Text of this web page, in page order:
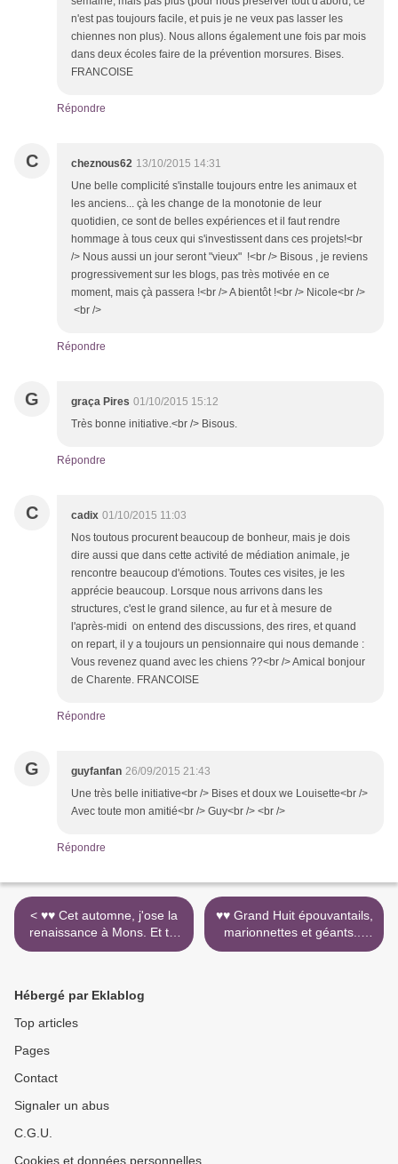
n'est pas toujours facile, et puis je ne veux pas lasser les
chiennes non plus). Nous allons également une fois par mois
dans deux écoles faire de la prévention morsures. Bises.
FRANCOISE
Répondre
C cheznous62 13/10/2015 14:31
Une belle complicité s'installe toujours entre les animaux et
les anciens... çà les change de la monotonie de leur
quotidien, ce sont de belles expériences et il faut rendre
hommage à tous ceux qui s'investissent dans ces projets!<br
/> Nous aussi un jour seront "vieux" !<br /> Bisous , je reviens
progressivement sur les blogs, pas très motivée en ce
moment, mais çà passera !<br /> A bientôt !<br /> Nicole<br />
<br />
Répondre
G graça Pires 01/10/2015 15:12
Très bonne initiative.<br /> Bisous.
Répondre
C cadix 01/10/2015 11:03
Nos toutous procurent beaucoup de bonheur, mais je dois
dire aussi que dans cette activité de médiation animale, je
rencontre beaucoup d'émotions. Toutes ces visites, je les
apprécie beaucoup. Lorsque nous arrivons dans les
structures, c'est le grand silence, au fur et à mesure de
l'après-midi on entend des discussions, des rires, et quand
on repart, il y a toujours un pensionnaire qui nous demande :
Vous revenez quand avec les chiens ??<br /> Amical bonjour
de Charente. FRANCOISE
Répondre
G guyfanfan 26/09/2015 21:43
Une très belle initiative<br /> Bises et doux we Louisette<br />
Avec toute mon amitié<br /> Guy<br /> <br />
Répondre
< ♥♥ Cet automne, j'ose la
renaissance à Mons. Et toi
? Mons2015 23 septembte
♥♥ Grand Huit épouvantails,
marionnettes et géants...
Nimy Maisières Mons 2015
Hébergé par Eklablog
Top articles
Pages
Contact
Signaler un abus
C.G.U.
Cookies et données personnelles